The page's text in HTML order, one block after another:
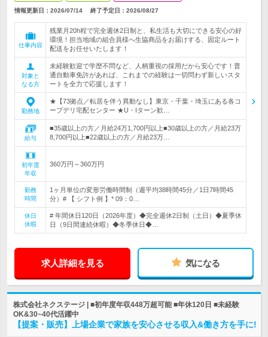
情報更新日：2026/07/14 終了予定日： 2026/08/27
仕事内容
残業月20h程で完全週休2日制と、私生活も大切にできる安心の好
環境！担当地域の組合員様へ生協商品をお届けする、固定ルート
配送をお任せいたします！
対象と
なる方
未経験歓迎で学歴不問など、人柄重視の採用だから安心です！普
通自動車免許があれば、これまでの経験は一切問わず新しいスタ
ートを全力で応援します！
勤務地
★【73拠点／転居を伴う異動なし】東京・千葉・埼玉にある各コ
ープデリ宅配センター ★U・Iターン歓…
給与
■35歳以上の方／月給24万1,700円以上■30歳以上の方／月給23万
8,700円以上■22歳以上の方／月給23万…
初年度
年収
360万円～360万円
勤務
時間
1ヶ月単位の変形労働時間制（週平均38時間45分／1日7時間45
分）# 【 シフト例 】* 09：0…
休日
休暇
# 年間休日120日（2026年度）◆完全週休2日制（土日）◆夏季休
日（9日間連続休暇）◆冬季休日◆…
求人詳細を見る 気になる
株式会社ネクステージ | ■初年度年収448万超可能 ■年休120日 ■未経験
OK&30~40代活躍中
【提案・販売】上場企業で家族を安心させる収入&働き方を手に!